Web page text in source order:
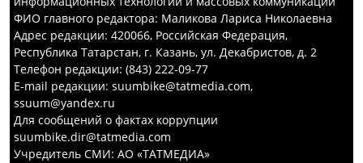
ФИО главного редактора: Маликова Лариса Николаевна
Адрес редакции: 420066, Российская Федерация,
Республика Татарстан, г. Казань, ул. Декабристов, д. 2
Телефон редакции: (843) 222-09-77
E-mail редакции: suumbike@tatmedia.com,
ssuum@yandex.ru
Для сообщений о фактах коррупции
suumbike.dir@tatmedia.com
Учредитель СМИ: АО «ТАТМЕДИА»